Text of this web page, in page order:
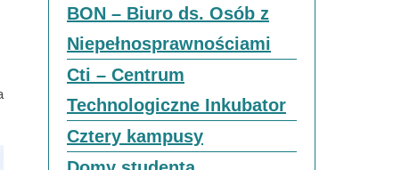
BON – Biuro ds. Osób z
Niepełnosprawnościami
Cti – Centrum
Technologiczne Inkubator
Cztery kampusy